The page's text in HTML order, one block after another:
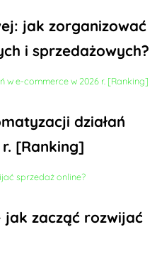
jak zorganizować
i sprzedażowych?
działań
[Ranking]
jak zacząć rozwijać